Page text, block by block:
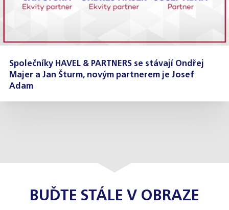
Společníky HAVEL & PARTNERS se stávají Ondřej
Majer a Jan Šturm, novým partnerem je Josef
Adam
BUĎTE STÁLE V OBRAZE